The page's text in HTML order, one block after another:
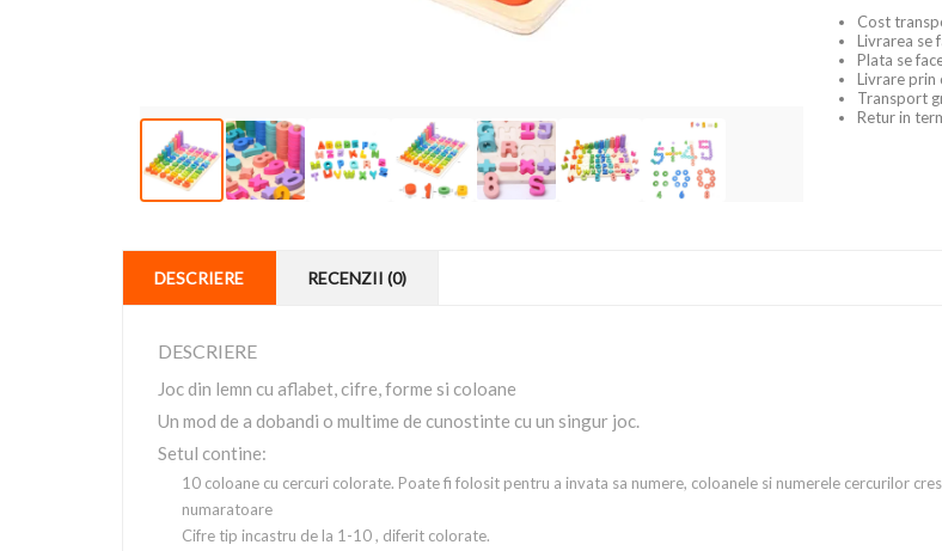
Cost
Livrarea se
Plata se
Livrare prin
Transport
Retur in
DESCRIERE RECENZII (0)
DESCRIERE
Joc din lemn cu aflabet, cifre, forme si coloane
Un mod de a dobandi o multime de cunostinte cu un singur joc.
Setul contine:
10 coloane cu cercuri colorate. Poate fi folosit pentru a invata sa numere, coloanele si numerele cercurilor
numaratoare
Cifre tip incastru de la 1-10 , diferit colorate.